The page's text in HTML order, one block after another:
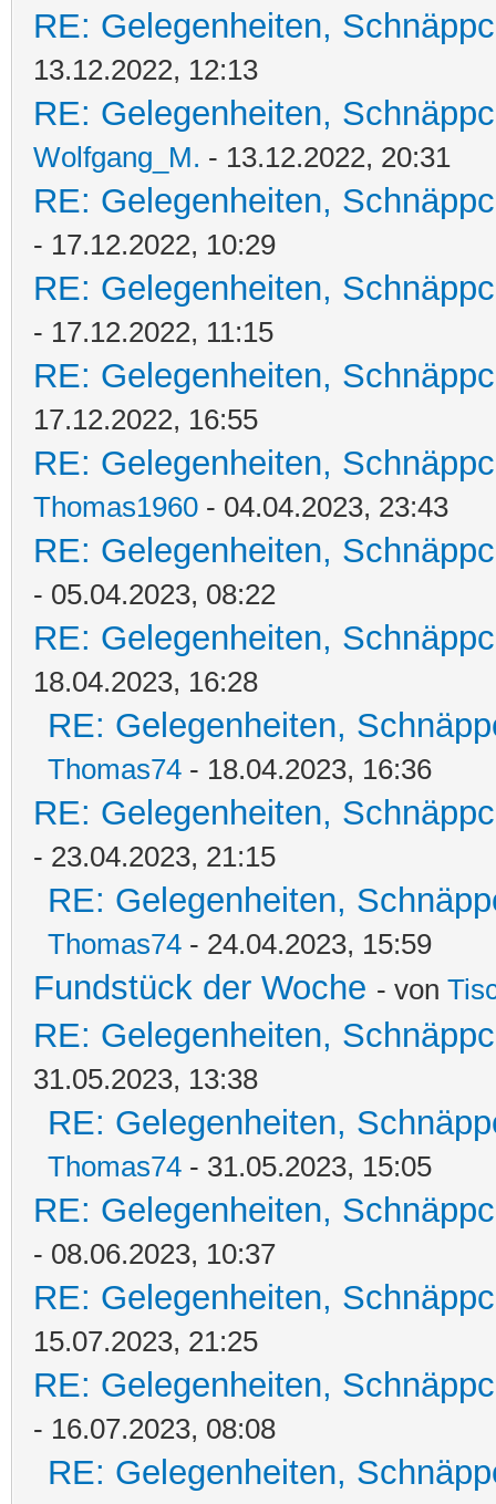
RE: Gelegenheiten,
13.12.2022, 12:13
RE: Gelegenheiten,
Wolfgang_M. - 13.12.2022, 20:31
RE: Gelegenheiten,
- 17.12.2022, 10:29
RE: Gelegenheiten,
- 17.12.2022, 11:15
RE: Gelegenheiten,
17.12.2022, 16:55
RE: Gelegenheiten,
Thomas1960 - 04.04.2023, 23:43
RE: Gelegenheiten,
- 05.04.2023, 08:22
RE: Gelegenheiten,
18.04.2023, 16:28
RE: Gelegenheiten,
Thomas74 - 18.04.2023, 16:36
RE: Gelegenheiten,
- 23.04.2023, 21:15
RE: Gelegenheiten,
Thomas74 - 24.04.2023, 15:59
Fundstück der Woche - von
RE: Gelegenheiten,
31.05.2023, 13:38
RE: Gelegenheiten,
Thomas74 - 31.05.2023, 15:05
RE: Gelegenheiten,
- 08.06.2023, 10:37
RE: Gelegenheiten,
15.07.2023, 21:25
RE: Gelegenheiten,
- 16.07.2023, 08:08
RE: Gelegenheiten,